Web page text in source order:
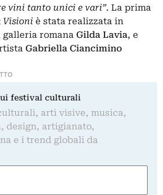
vini tanto unici e vari”. La prima
Visioni è stata realizzata in
galleria romana Gilda Lavia, e
Gabriella Ciancimino
festival culturali
arti visive, musica,
design, artigianato,
e i trend globali da